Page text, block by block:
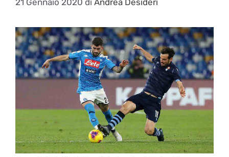
21 Gennaio 2020 di Andrea Desideri